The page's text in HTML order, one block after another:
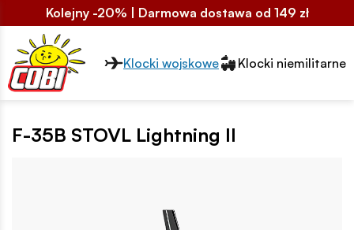
Kolejny -20% | Darmowa dostawa od 149 zł
Przełącznik segmentów2
Klocki wojskowe Klocki niemilitarne
F-35B STOVL Lightning II